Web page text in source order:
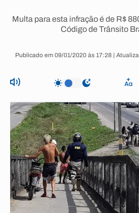
Multa para esta infração é de R$
Código de Trânsito
Publicado em 09/01/2020 às 17:28 |